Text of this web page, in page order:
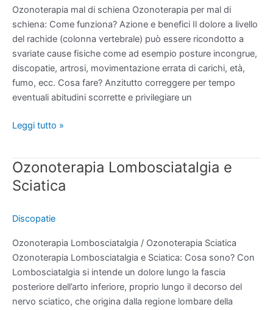
Ozonoterapia mal di schiena Ozonoterapia per mal di
schiena: Come funziona? Azione e benefici Il dolore a livello
del rachide (colonna vertebrale) può essere ricondotto a
svariate cause fisiche come ad esempio posture incongrue,
discopatie, artrosi, movimentazione errata di carichi, età,
fumo, ecc. Cosa fare? Anzitutto correggere per tempo
eventuali abitudini scorrette e privilegiare un
Leggi tutto »
Ozonoterapia Lombosciatalgia e
Sciatica
Discopatie
Ozonoterapia Lombosciatalgia / Ozonoterapia Sciatica
Ozonoterapia Lombosciatalgia e Sciatica: Cosa sono? Con
Lombosciatalgia si intende un dolore lungo la fascia
posteriore dell’arto inferiore, proprio lungo il decorso del
nervo sciatico, che origina dalla regione lombare della
Ozonoterapia
Lombosciatalgia
e